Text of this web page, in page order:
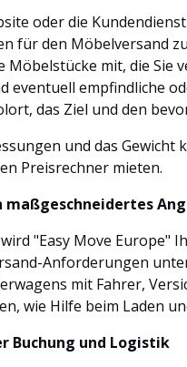
oder die
für den Möbelversand
Möbelstücke mit, die Sie
eventuell empfindliche
das Ziel und den
und das
Preisrechner mieten.
maßgeschneidertes
"Easy Move Europe"
Anforderungen
mit Fahrer,
wie Hilfe beim Laden
Buchung und Logistik